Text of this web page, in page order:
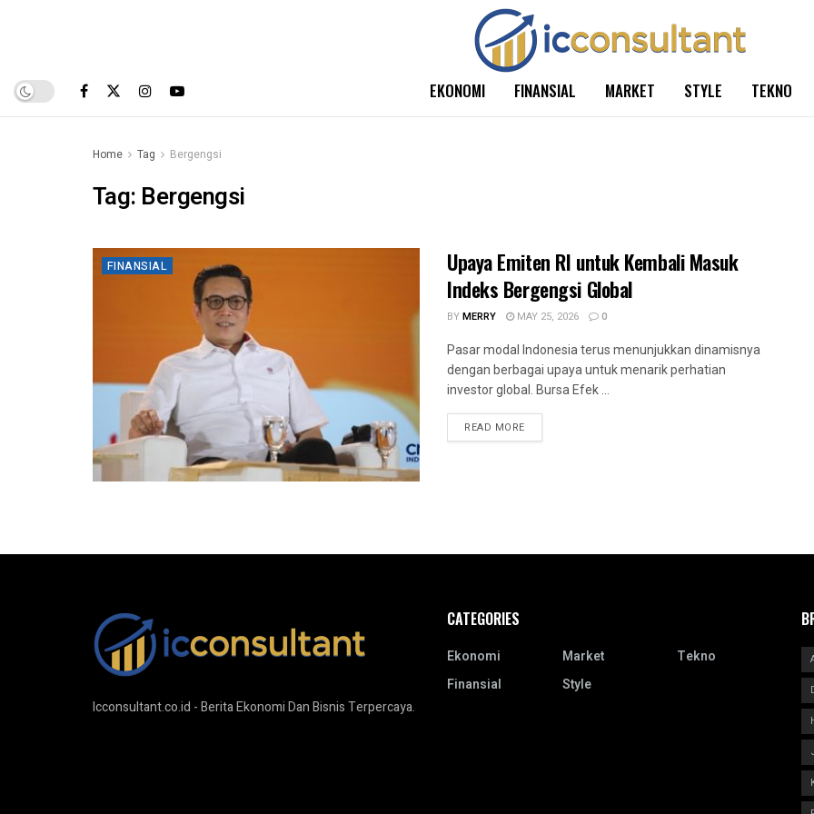
EKONOMI FINANSIAL MARKET STYLE TEKNO
Home Tag Bergengsi
Tag: Bergengsi
FINANSIAL
Upaya Emiten RI untuk Kembali Masuk
Indeks Bergengsi Global
BYMERRY MAY 25, 2026 0
Pasar modal Indonesia terus menunjukkan dinamisnya
dengan berbagai upaya untuk menarik perhatian
investor global. Bursa Efek ...
READ MORE
Icconsultant.co.id - Berita Ekonomi Dan Bisnis Terpercaya.
CATEGORIES
Ekonomi
Finansial
Market
Style
Tekno